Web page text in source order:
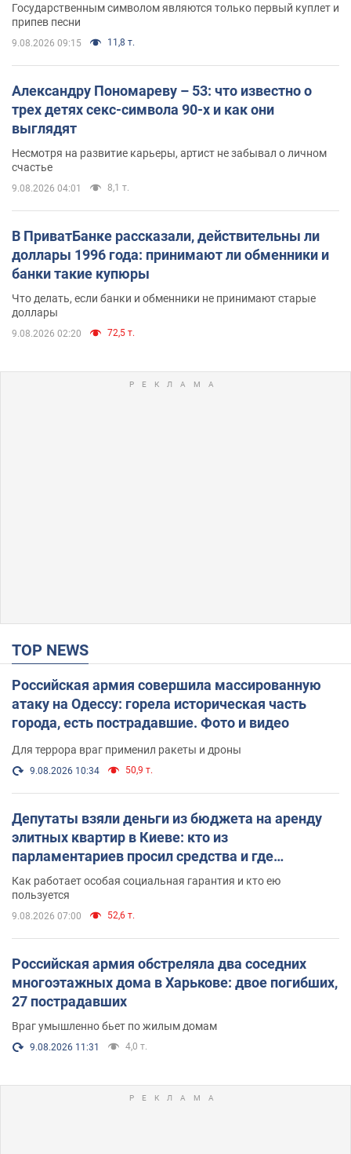
Государственным символом являются только первый куплет и
припев песни
9.08.2026 09:15 11,8 т.
Александру Пономареву – 53: что известно о
трех детях секс-символа 90-х и как они
выглядят
Несмотря на развитие карьеры, артист не забывал о личном
счастье
9.08.2026 04:01 8,1 т.
В ПриватБанке рассказали, действительны ли
доллары 1996 года: принимают ли обменники и
банки такие купюры
Что делать, если банки и обменники не принимают старые
доллары
9.08.2026 02:20 72,5 т.
TOP NEWS
Российская армия совершила массированную
атаку на Одессу: горела историческая часть
города, есть пострадавшие. Фото и видео
Для террора враг применил ракеты и дроны
9.08.2026 10:34 50,9 т.
Депутаты взяли деньги из бюджета на аренду
элитных квартир в Киеве: кто из
парламентариев просил средства и где
поселился
Как работает особая социальная гарантия и кто ею
пользуется
9.08.2026 07:00 52,6 т.
Российская армия обстреляла два соседних
многоэтажных дома в Харькове: двое погибших,
27 пострадавших
Враг умышленно бьет по жилым домам
9.08.2026 11:31 4,0 т.